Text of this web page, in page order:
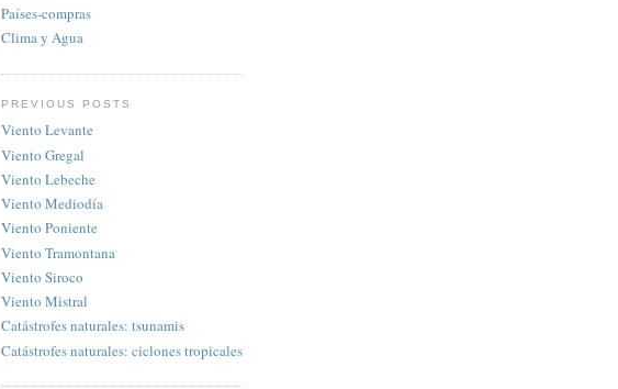
Paí­ses-compras
Clima y Agua
PREVIOUS POSTS
Viento Levante
Viento Gregal
Viento Lebeche
Viento Mediodía
Viento Poniente
Viento Tramontana
Viento Siroco
Viento Mistral
Catástrofes naturales: tsunamis
Catástrofes naturales: ciclones tropicales